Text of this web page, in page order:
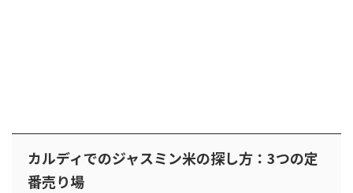
カルディでのジャスミン米の探し方：3つの定
番売り場